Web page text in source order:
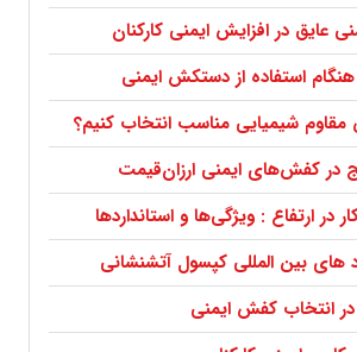
در افزایش ایمنی کارکنان
استفاده از دستکش ایمنی
شیمیایی مناسب انتخاب کنیم؟
در کفش‌های ایمنی ارزان‌قیمت
در ارتفاع : ویژگی‌ها و استانداردها
های بین المللی کپسول آتشنشانی
در انتخاب کفش ایمنی